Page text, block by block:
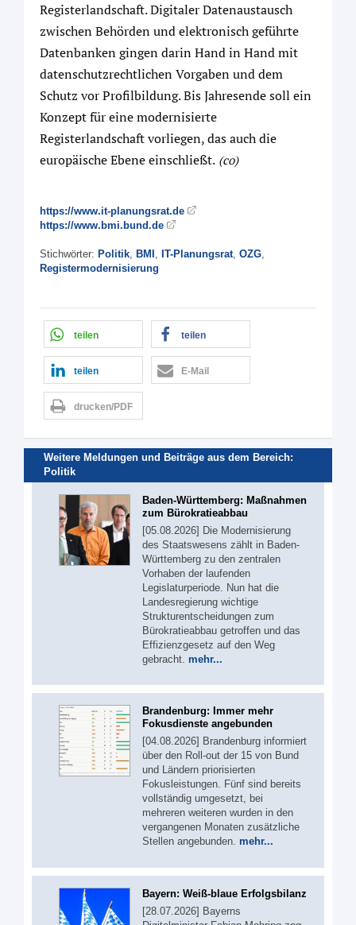
Registerlandschaft. Digitaler Datenaustausch
zwischen Behörden und elektronisch geführte
Datenbanken gingen darin Hand in Hand mit
datenschutzrechtlichen Vorgaben und dem
Schutz vor Profilbildung. Bis Jahresende soll ein
Konzept für eine modernisierte
Registerlandschaft vorliegen, das auch die
europäische Ebene einschließt. (co)
https://www.it-planungsrat.de
https://www.bmi.bund.de
Stichwörter: Politik, BMI , IT-Planungsrat, OZG,
Registermodernisierung
teilen teilen
teilen E-Mail
drucken/PDF
Weitere Meldungen und Beiträge aus dem Bereich:
Politik
Baden-Württemberg: Maßnahmen
zum Bürokratieabbau
[05.08.2026] Die Modernisierung
des Staatswesens zählt in Baden-
Württemberg zu den zentralen
Vorhaben der laufenden
Legislaturperiode. Nun hat die
Landesregierung wichtige
Strukturentscheidungen zum
Bürokratieabbau getroffen und das
Effizienzgesetz auf den Weg
gebracht. mehr...
Brandenburg: Immer mehr
Fokusdienste angebunden
[04.08.2026] Brandenburg informiert
über den Roll-out der 15 von Bund
und Ländern priorisierten
Fokusleistungen. Fünf sind bereits
vollständig umgesetzt, bei
mehreren weiteren wurden in den
vergangenen Monaten zusätzliche
Stellen angebunden. mehr...
Bayern: Weiß-blaue Erfolgsbilanz
[28.07.2026] Bayerns